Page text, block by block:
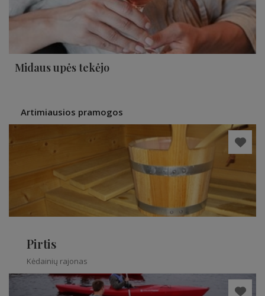
Midaus upės tekėjo
Artimiausios pramogos
Pirtis
Kėdainių rajonas